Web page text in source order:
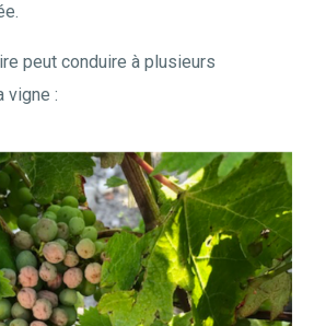
peut conduire à plusieurs
vigne :